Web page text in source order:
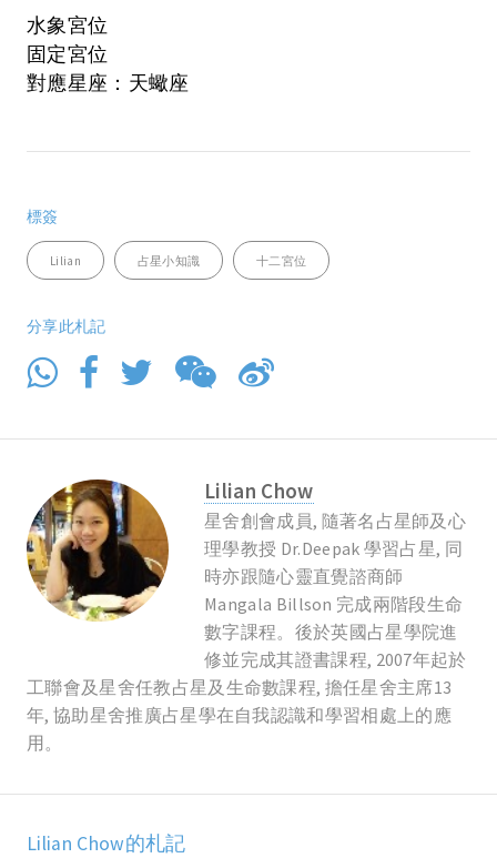
水象宮位
固定宮位
對應星座：天蠍座
標簽
Lilian 占星小知識 十二宮位
分享此札記
Lilian Chow
星舍創會成員, 隨著名占星師及心
理學教授 Dr.Deepak 學習占星, 同
時亦跟隨心靈直覺諮商師
Mangala Billson 完成兩階段生命
數字課程。後於英國占星學院進
修並完成其證書課程, 2007年起於
工聯會及星舍任教占星及生命數課程, 擔任星舍主席13
年, 協助星舍推廣占星學在自我認識和學習相處上的應
用。
Lilian Chow的札記